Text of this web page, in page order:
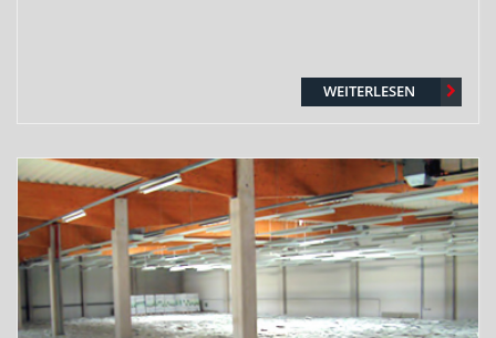
WEITERLESEN